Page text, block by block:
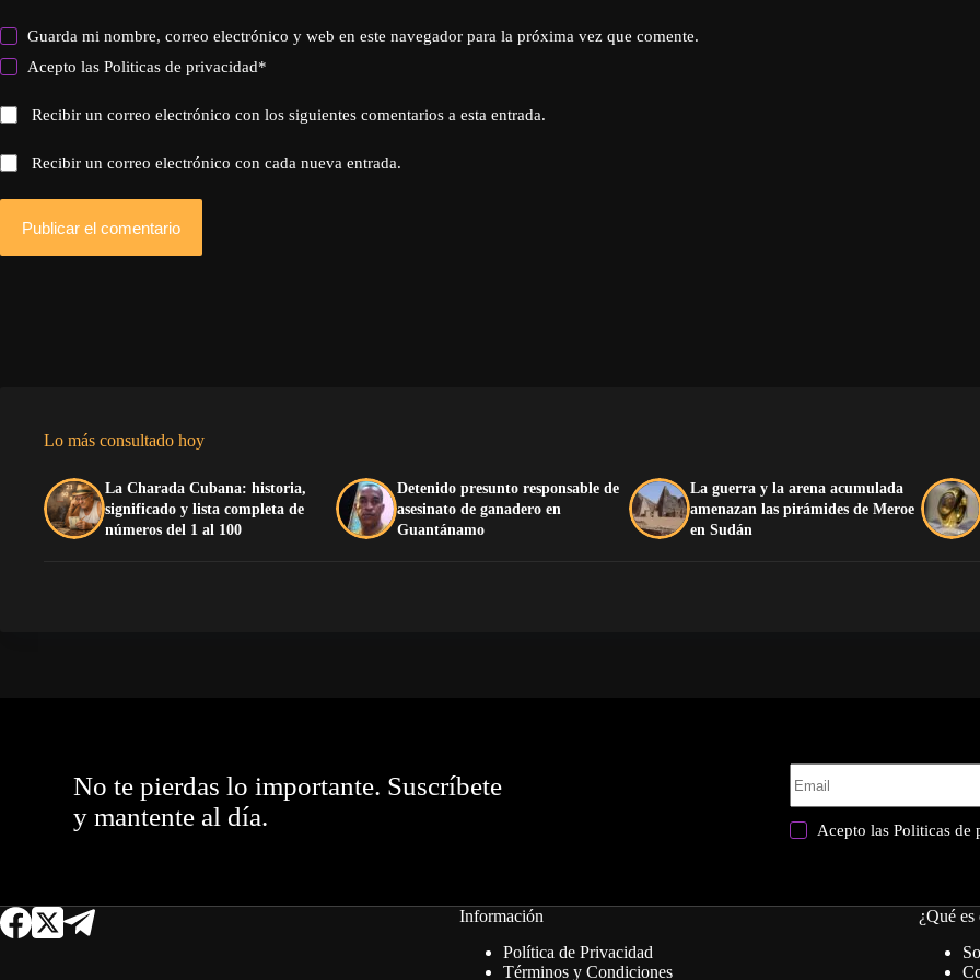
Guarda mi nombre, correo electrónico y web en este navegador para la próxima vez que comente.
Acepto lasPoliticas de privacidad*
Recibir un correo electrónico con los siguientes comentarios a esta entrada.
Recibir un correo electrónico con cada nueva entrada.
Publicar el comentario
Lo más consultado hoy
La Charada Cubana: historia,
significado y lista completa de
números del 1 al 100
Detenido presunto responsable de
asesinato de ganadero en
Guantánamo
La guerra y la arena acumulada
amenazan las pirámides de Meroe
en Sudán
No te pierdas lo importante. Suscríbete
y mantente al día.
Acepto lasPoliticas de
Información
Política de Privacidad
Términos y Condiciones
¿Qué